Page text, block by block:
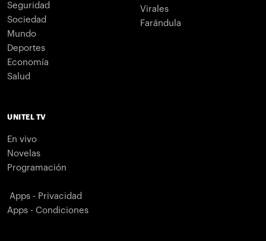
Seguridad
Sociedad
Mundo
Deportes
Economía
Salud
Virales
Farándula
UNITEL TV
En vivo
Novelas
Programación
Apps - Privacidad
Apps - Condiciones